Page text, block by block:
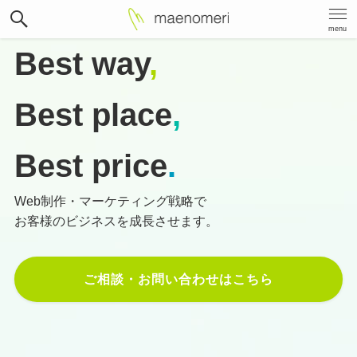
menu
Best way,
Best place,
Best price.
Web制作・マーケティング戦略で
お客様のビジネスを成長させます。
ご相談・お問い合わせはこちら